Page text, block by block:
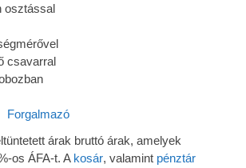
osztással
csavarral
Forgalmazó
árak bruttó árak, amelyek
os ÁFA-t. A kosár, valamint pénztár